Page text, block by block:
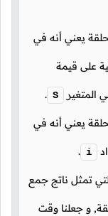
يعني أنه في
على قيمة
المتغير S
.
يعني أنه في
i
.
تمثل ناتج جمع
و جعلنا وقت